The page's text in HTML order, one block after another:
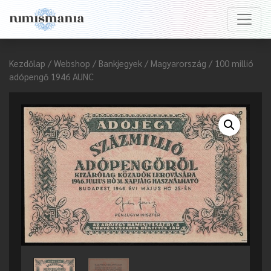
Kezdőlap / Webshop / Bankjegyek / Magyarország / 100 millió
adópengő 1946 AUNC